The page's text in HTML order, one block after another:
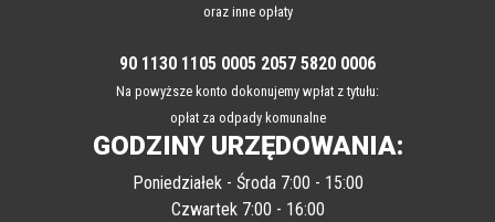
oraz inne opłaty
90 1130 1105 0005 2057 5820 0006
Na powyższe konto dokonujemy wpłat z tytułu:
opłat za odpady komunalne
GODZINY URZĘDOWANIA:
Poniedziałek - Środa 7:00 - 15:00
Czwartek 7:00 - 16:00